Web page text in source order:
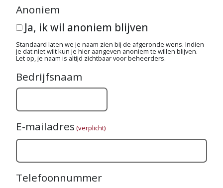
Anoniem
Ja, ik wil anoniem blijven
Standaard laten we je naam zien bij de afgeronde wens. Indien
je dat niet wilt kun je hier aangeven anoniem te willen blijven.
Let op, je naam is altijd zichtbaar voor beheerders.
Bedrijfsnaam
E-mailadres (verplicht)
Telefoonnummer